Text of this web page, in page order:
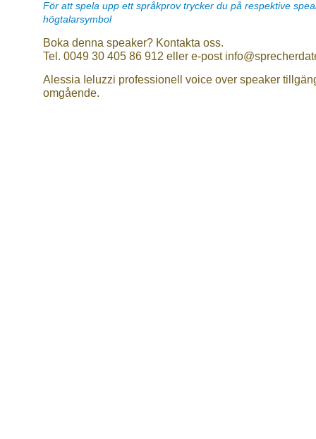
För att spela upp ett språkprov trycker du på respektive
högtalarsymbol
Boka denna speaker? Kontakta oss.
Tel. 0049 30 405 86 912 eller e-post
Alessia Ieluzzi professionell voice over speaker
omgående.